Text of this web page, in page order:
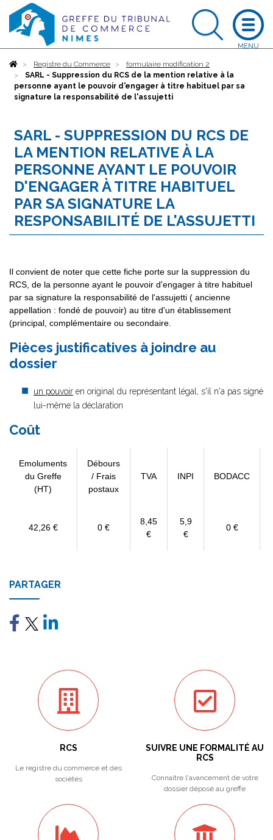
AccueilRegistre du Commerce
formulaire modification 2
SARL - Suppression du RCS de la mention relative à la
personne ayant le pouvoir d'engager à titre habituel par sa
signature la responsabilité de l'assujetti
SARL - SUPPRESSION DU RCS DE
LA MENTION RELATIVE À LA
PERSONNE AYANT LE POUVOIR
D'ENGAGER À TITRE HABITUEL
PAR SA SIGNATURE LA
RESPONSABILITÉ DE L'ASSUJETTI
Il convient de noter que cette fiche porte sur la suppression du
RCS, de la personne ayant le pouvoir d'engager à titre habituel
par sa signature la responsabilité de l'assujetti ( ancienne
appellation : fondé de pouvoir) au titre d'un établissement
(principal, complémentaire ou secondaire.
Pièces justificatives à joindre au
dossier
un pouvoir en original du représentant légal, s'il n'a pas signé
lui-même la déclaration
Coût
Emoluments
du Greffe
(HT)
Débours
/ Frais
postaux
TVA INPI BODACC
42,26 € 0 €
8,45
€
5,9
€
0 €
PARTAGER
RCS
Le registre du commerce et des
sociétés
SUIVRE UNE FORMALITÉ AU
RCS
Connaitre l'avancement de votre
dossier déposé au greffe